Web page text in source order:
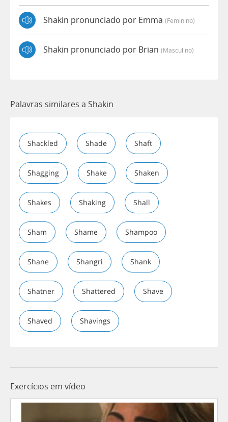
Shakin pronunciado por Emma (feminino)
Shakin pronunciado por Brian (masculino)
Palavras similares a Shakin
Shackled Shade Shaft
Shagging Shake Shaken
Shakes Shaking Shall
Sham Shame Shampoo
Shane Shangri Shank
Shatner Shattered Shave
Shaved Shavings
Exercícios em vídeo